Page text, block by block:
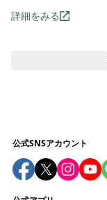
詳細をみる
公式SNSアカウント